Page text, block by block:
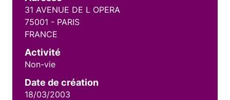
31 AVENUE DE L OPERA
75001 - PARIS
FRANCE
Activité
Non-vie
Date de création
18/03/2003